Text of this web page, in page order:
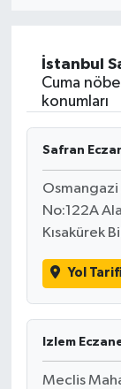
İstanbul
Cuma
konumları
Safran
Osmangazi
No:122A
Kısakürek
Yol
Izlem
Meclis
Sağlık
Magazin
Gündem
Kültür &
Teknoloji
Bilim